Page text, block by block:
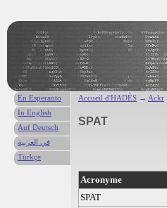
Accueil d'HADÈS → Ackr
SPAT
Acronyme
SPAT
En Esperanto
In English
Auf Deutsch
في العربية
Türkçe